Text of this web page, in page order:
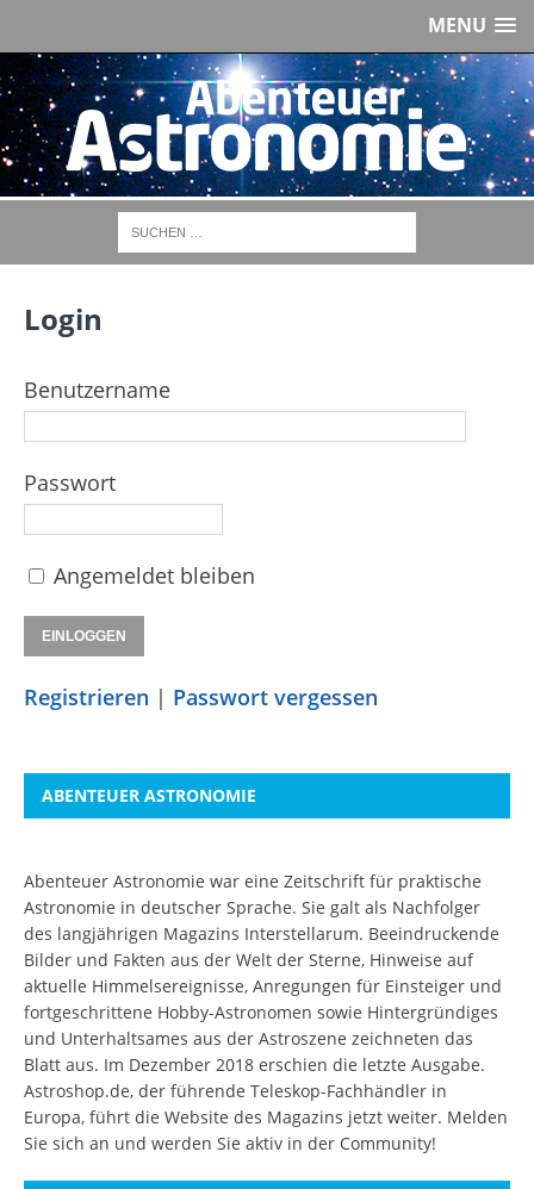
MENU
Login
Benutzername
Passwort
Angemeldet bleiben
Registrieren | Passwort vergessen
ABENTEUER ASTRONOMIE
Abenteuer Astronomie war eine Zeitschrift für praktische
Astronomie in deutscher Sprache. Sie galt als Nachfolger
des langjährigen Magazins Interstellarum. Beeindruckende
Bilder und Fakten aus der Welt der Sterne, Hinweise auf
aktuelle Himmelsereignisse, Anregungen für Einsteiger und
fortgeschrittene Hobby-Astronomen sowie Hintergründiges
und Unterhaltsames aus der Astroszene zeichneten das
Blatt aus. Im Dezember 2018 erschien die letzte Ausgabe.
Astroshop.de, der führende Teleskop-Fachhändler in
Europa, führt die Website des Magazins jetzt weiter. Melden
Sie sich an und werden Sie aktiv in der Community!